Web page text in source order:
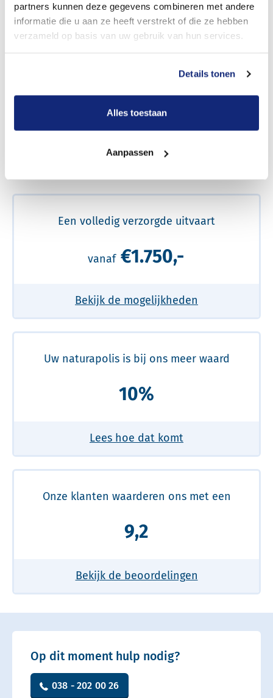
partners kunnen deze gegevens combineren met andere
informatie die u aan ze heeft verstrekt of die ze hebben
verzameld op basis van uw gebruik van hun services.
Details tonen
Alles toestaan
Aanpassen
Een betere uitvaart ervaring voor een betere
Een volledig verzorgde uitvaart
vanaf €1.750,-
Bekijk de mogelijkheden
Uw naturapolis is bij ons meer waard
10%
Lees hoe dat komt
Onze klanten waarderen ons met een
9,2
Bekijk de beoordelingen
Op dit moment hulp nodig?
038 - 202 00 26